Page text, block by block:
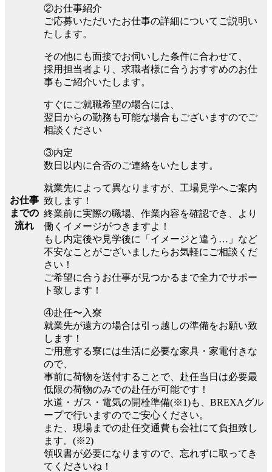
お仕事
までの
流れ
②お仕事紹介
ご応募いただいたお仕事の詳細についてご説明い
たします。
その他にも面接でお伺いした条件に合わせて、
採用担当者より、求職者様に合うおすすめのお仕
事もご紹介いたします。
すぐにご就職希望の場合には、
翌日からの勤務も可能な場合もございますのでご
相談ください
③内定
数日以内に合否のご連絡をいたします。
就業先によって異なりますが、工場見学へご案内
致します！
終業前に実際の職場、作業内容を確認でき、より
働くイメージがつきますよ！
もし内定後や見学後に「イメージと違う…」など
不安なことがございましたらお気軽にご相談くだ
さい！
ご希望に合うお仕事が見つかるまで全力でサポー
ト致します！
④赴任〜入寮
就業先が遠方の場合は引っ越しの準備をお願い致
します！
ご用意する寮には生活に必要な家具・家電付きな
ので、
事前に荷物を送付することで、赴任当日は必要最
低限の荷物のみでの赴任が可能です！
水道・ガス・電気の開栓準備(※1)も、BREXAグル
ープで行いますのでご安心ください。
また、現場までの赴任交通費も会社にて負担致し
ます。(※2)
領収書が必要になりますので、忘れずに取ってき
てくださいね！